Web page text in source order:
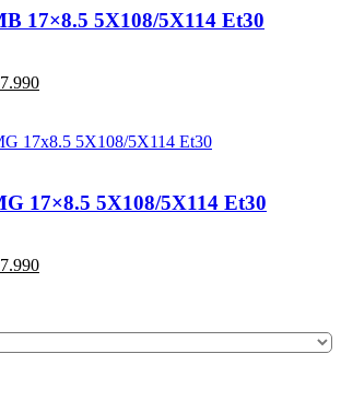
17×8.5 5X108/5X114 Et30
El
es:
17×8.5 5X108/5X114 Et30
El